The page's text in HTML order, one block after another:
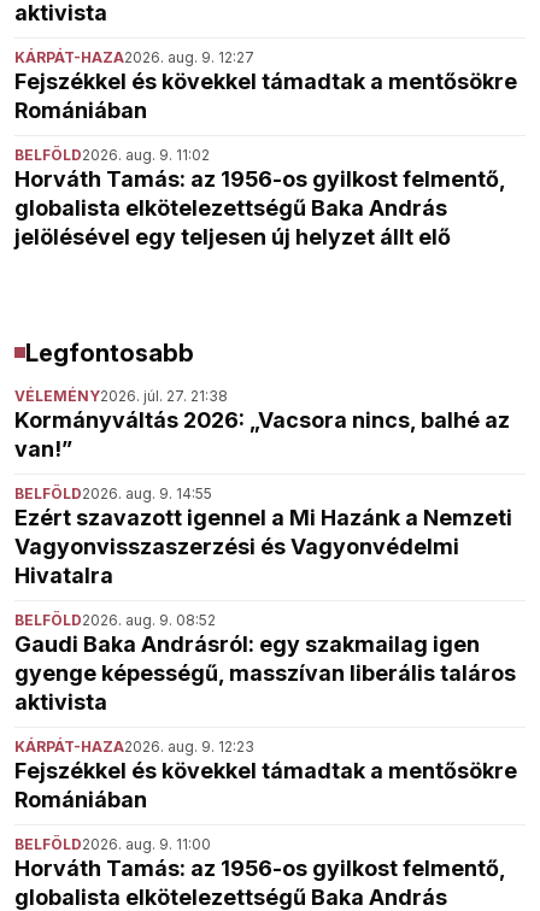
aktivista
KÁRPÁT-HAZA2026. aug. 9. 12:27
Fejszékkel és kövekkel támadtak a mentősökre
Romániában
BELFÖLD2026. aug. 9. 11:02
Horváth Tamás: az 1956-os gyilkost felmentő,
globalista elkötelezettségű Baka András
jelölésével egy teljesen új helyzet állt elő
Legfontosabb
VÉLEMÉNY2026. júl. 27. 21:38
Kormányváltás 2026: „Vacsora nincs, balhé az
van!”
BELFÖLD2026. aug. 9. 14:55
Ezért szavazott igennel a Mi Hazánk a Nemzeti
Vagyonvisszaszerzési és Vagyonvédelmi
Hivatalra
BELFÖLD2026. aug. 9. 08:52
Gaudi Baka Andrásról: egy szakmailag igen
gyenge képességű, masszívan liberális taláros
aktivista
KÁRPÁT-HAZA2026. aug. 9. 12:23
Fejszékkel és kövekkel támadtak a mentősökre
Romániában
BELFÖLD2026. aug. 9. 11:00
Horváth Tamás: az 1956-os gyilkost felmentő,
globalista elkötelezettségű Baka András